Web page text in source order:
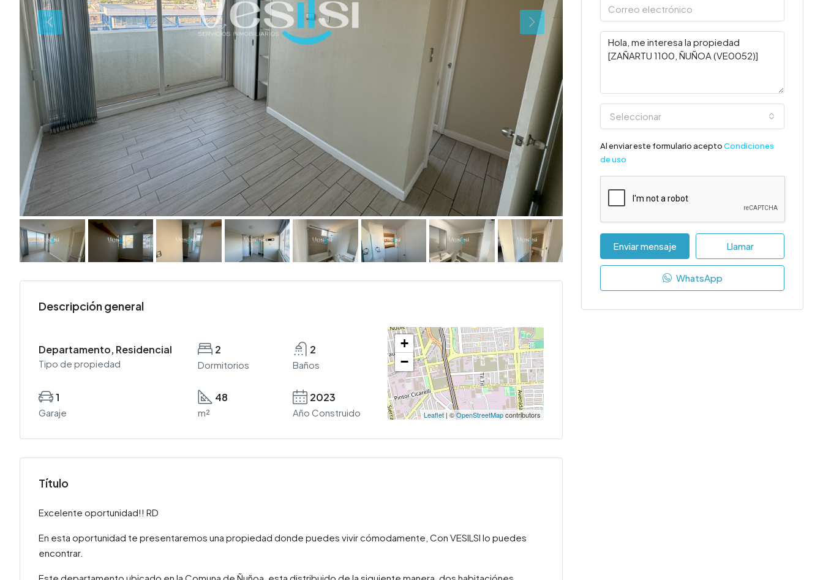
Descripción general
Departamento, Residencial
Tipo de propiedad
2
Dormitorios
2
Baños
1
Garaje
48
m²
2023
Año Construido
+
−
Leaflet| ©OpenStreetMapcontributors
Título
Excelente oportunidad!! RD
En esta oportunidad te presentaremos una propiedad donde puedes vivir cómodamente, Con VESILSI lo puedes
encontrar.
Seleccionar
Al enviar este formulario aceptoCondiciones
de uso
Enviar mensaje Llamar
WhatsApp